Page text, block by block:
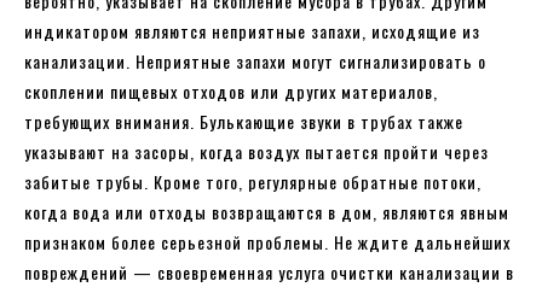
индикатором являются неприятные запахи, исходящие из
канализации. Неприятные запахи могут сигнализировать о
скоплении пищевых отходов или других материалов,
требующих внимания. Булькающие звуки в трубах также
указывают на засоры, когда воздух пытается пройти через
забитые трубы. Кроме того, регулярные обратные потоки,
когда вода или отходы возвращаются в дом, являются явным
признаком более серьезной проблемы. Не ждите дальнейших
повреждений — своевременная услуга очистки канализации в